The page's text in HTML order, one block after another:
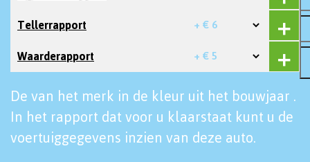
Tellerrapport + € 6
Waarderapport + € 5
De van het merk in de kleur uit het bouwjaar .
In het rapport dat voor u klaarstaat kunt u de
voertuiggegevens inzien van deze auto.